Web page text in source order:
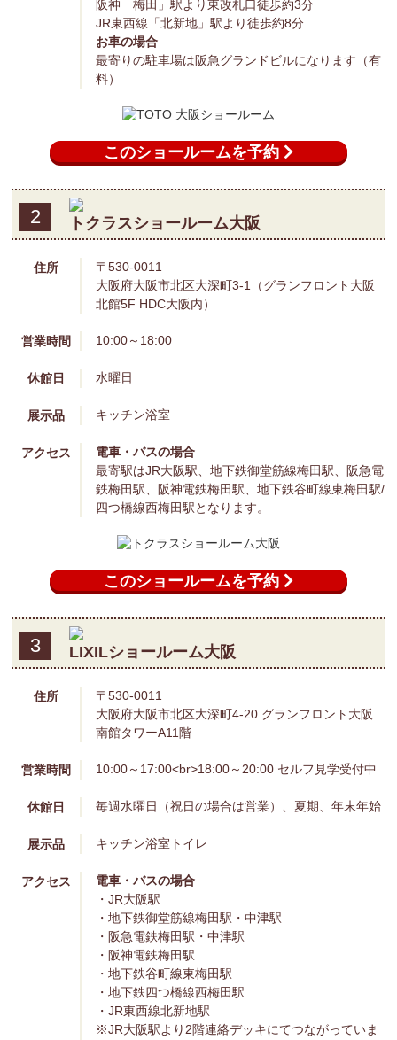
阪神「梅田」駅より東改札口徒歩約3分
JR東西線「北新地」駅より徒歩約8分
お車の場合
最寄りの駐車場は阪急グランドビルになります（有
料）
このショールームを予約
2 トクラスショールーム大阪
住所
〒530-0011
大阪府大阪市北区大深町3-1（グランフロント大阪
北館5F HDC大阪内）
営業時間 10:00～18:00
休館日 水曜日
展示品 キッチン浴室
アクセス
電車・バスの場合
最寄駅はJR大阪駅、地下鉄御堂筋線梅田駅、阪急電
鉄梅田駅、阪神電鉄梅田駅、地下鉄谷町線東梅田駅/
四つ橋線西梅田駅となります。
このショールームを予約
3 LIXILショールーム大阪
住所
〒530-0011
大阪府大阪市北区大深町4-20 グランフロント大阪
南館タワーA11階
営業時間 10:00～17:00<br>18:00～20:00 セルフ見学受付中
休館日 毎週水曜日（祝日の場合は営業）、夏期、年末年始
展示品 キッチン浴室 トイレ
アクセス
電車・バスの場合
・JR大阪駅
・地下鉄御堂筋線梅田駅・中津駅
・阪急電鉄梅田駅・中津駅
・阪神電鉄梅田駅
・地下鉄谷町線東梅田駅
・地下鉄四つ橋線西梅田駅
・JR東西線北新地駅
※JR大阪駅より2階連絡デッキにてつながっていま